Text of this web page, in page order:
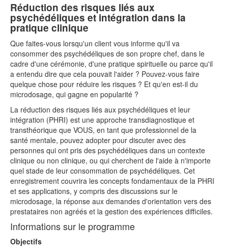
Réduction des risques liés aux
psychédéliques et intégration dans la
pratique clinique
Que faites-vous lorsqu'un client vous informe qu'il va
consommer des psychédéliques de son propre chef, dans le
cadre d'une cérémonie, d'une pratique spirituelle ou parce qu'il
a entendu dire que cela pouvait l'aider ? Pouvez-vous faire
quelque chose pour réduire les risques ? Et qu'en est-il du
microdosage, qui gagne en popularité ?
La réduction des risques liés aux psychédéliques et leur
intégration (PHRI) est une approche transdiagnostique et
transthéorique que VOUS, en tant que professionnel de la
santé mentale, pouvez adopter pour discuter avec des
personnes qui ont pris des psychédéliques dans un contexte
clinique ou non clinique, ou qui cherchent de l'aide à n'importe
quel stade de leur consommation de psychédéliques. Cet
enregistrement couvrira les concepts fondamentaux de la PHRI
et ses applications, y compris des discussions sur le
microdosage, la réponse aux demandes d'orientation vers des
prestataires non agréés et la gestion des expériences difficiles.
Informations sur le programme
Objectifs